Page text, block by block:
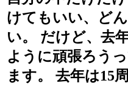
けてもいい、ど
い。 だけど、去
ように頑張ろう
ます。 去年は15